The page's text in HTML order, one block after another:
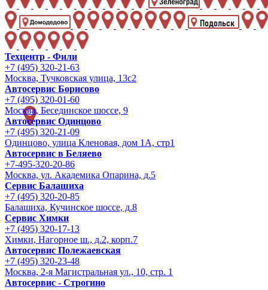
Техцентр - Фили
+7 (495) 320-21-63
Москва, Тучковская улица, 13с2
Автосервис Борисово
+7 (495) 320-01-60
Москва, Бесединское шоссе, 9
Автосервис Одинцово
+7 (495) 320-21-09
Одинцово, улица Кленовая, дом 1А, стр1
Автосервис в Беляево
+7-495-320-20-86
Москва, ул. Академика Опарина, д.5
Сервис Балашиха
+7 (495) 320-20-85
Балашиха, Кучинское шоссе, д.8
Сервис Химки
+7 (495) 320-17-13
Химки, Нагорное ш., д.2, корп.7
Автосервис Полежаевская
+7 (495) 320-23-48
Москва, 2-я Магистральная ул., 10, стр. 1
Автосервис - Строгино